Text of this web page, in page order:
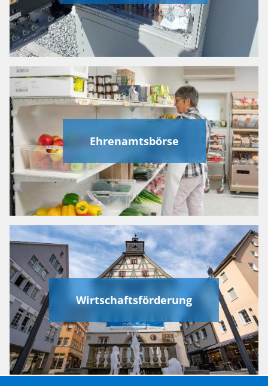
Ehrenamtsbörse
Wirtschaftsförderung